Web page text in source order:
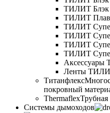
ТИЛИТ Блэк
ТИЛИТ
ТИЛИТ
ТИЛИТ
ТИЛИТ
ТИЛИТ
Ленты
Титанфлекс
покровный
ThermaflexТрубная
Cистемы дымоходов